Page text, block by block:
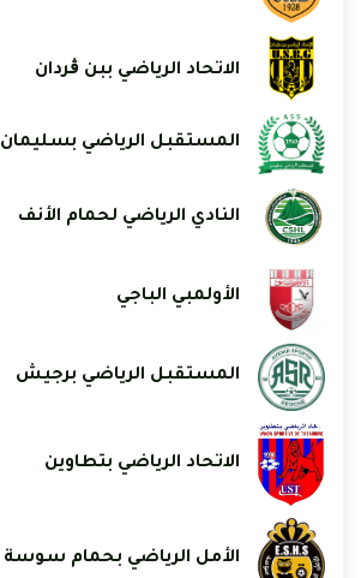
الاتحاد الرياضي ببن ڨردان
المستقبل الرياضي بسليمان
النادي الرياضي لحمام الأنف
الأولمبي الباجي
المستقبل الرياضي برجيش
الاتحاد الرياضي بتطاوين
الأمل الرياضي بحمام سوسة